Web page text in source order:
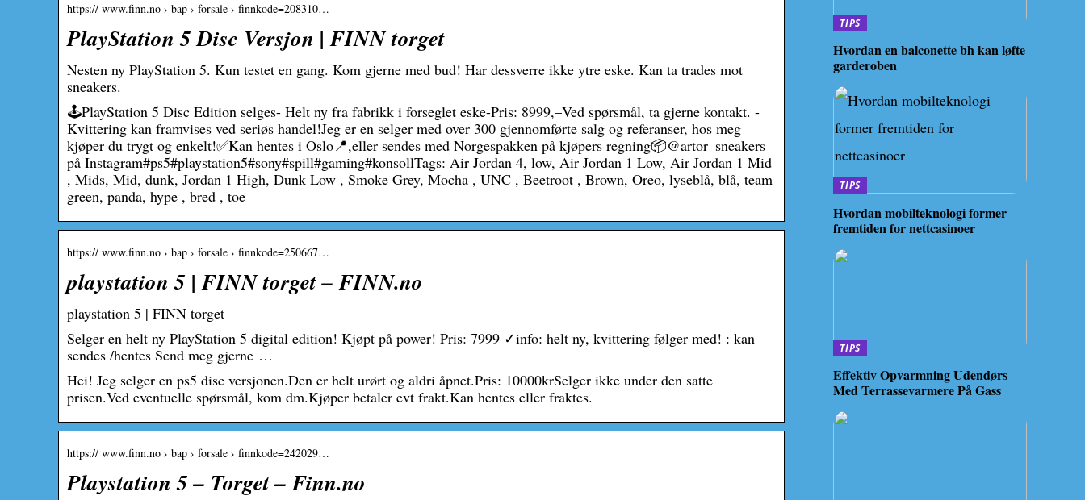
https:// www.finn.no › bap › forsale › finnkode=208310…
PlayStation 5 Disc Versjon | FINN torget
Nesten ny PlayStation 5. Kun testet en gang. Kom gjerne med bud! Har dessverre ikke ytre eske. Kan ta trades mot
sneakers.
🕹PlayStation 5 Disc Edition selges- Helt ny fra fabrikk i forseglet eske-Pris: 8999,–Ved spørsmål, ta gjerne kontakt. -
Kvittering kan framvises ved seriøs handel!Jeg er en selger med over 300 gjennomførte salg og referanser, hos meg
kjøper du trygt og enkelt!✅Kan hentes i Oslo📍,eller sendes med Norgespakken på kjøpers regning📦@artor_sneakers
på Instagram#ps5#playstation5#sony#spill#gaming#konsollTags: Air Jordan 4, low, Air Jordan 1 Low, Air Jordan 1 Mid
, Mids, Mid, dunk, Jordan 1 High, Dunk Low , Smoke Grey, Mocha , UNC , Beetroot , Brown, Oreo, lyseblå, blå, team
green, panda, hype , bred , toe
https:// www.finn.no › bap › forsale › finnkode=250667…
playstation 5 | FINN torget – FINN.no
playstation 5 | FINN torget
Selger en helt ny PlayStation 5 digital edition! Kjøpt på power! Pris: 7999 ✓info: helt ny, kvittering følger med! : kan
sendes /hentes Send meg gjerne …
Hei! Jeg selger en ps5 disc versjonen.Den er helt urørt og aldri åpnet.Pris: 10000krSelger ikke under den satte
prisen.Ved eventuelle spørsmål, kom dm.Kjøper betaler evt frakt.Kan hentes eller fraktes.
https:// www.finn.no › bap › forsale › finnkode=242029…
Playstation 5 – Torget – Finn.no
TIPS
Hvordan en balconette bh kan løfte
garderoben
TIPS
Hvordan mobilteknologi former
fremtiden for nettcasinoer
TIPS
Effektiv Opvarmning Udendørs
Med Terrassevarmere På Gass